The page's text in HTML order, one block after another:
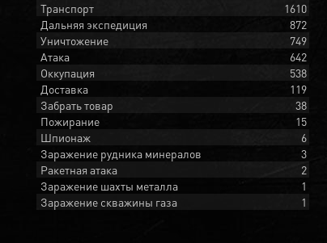
Транспорт
1610
Дальняя экспедиция
872
Уничтожение
749
Атака
642
Оккупация
538
Доставка
119
Забрать товар
38
Пожирание
15
Шпионаж
6
Заражение рудника минералов
3
Ракетная атака
2
Заражение шахты металла
1
Заражение скважины газа
1